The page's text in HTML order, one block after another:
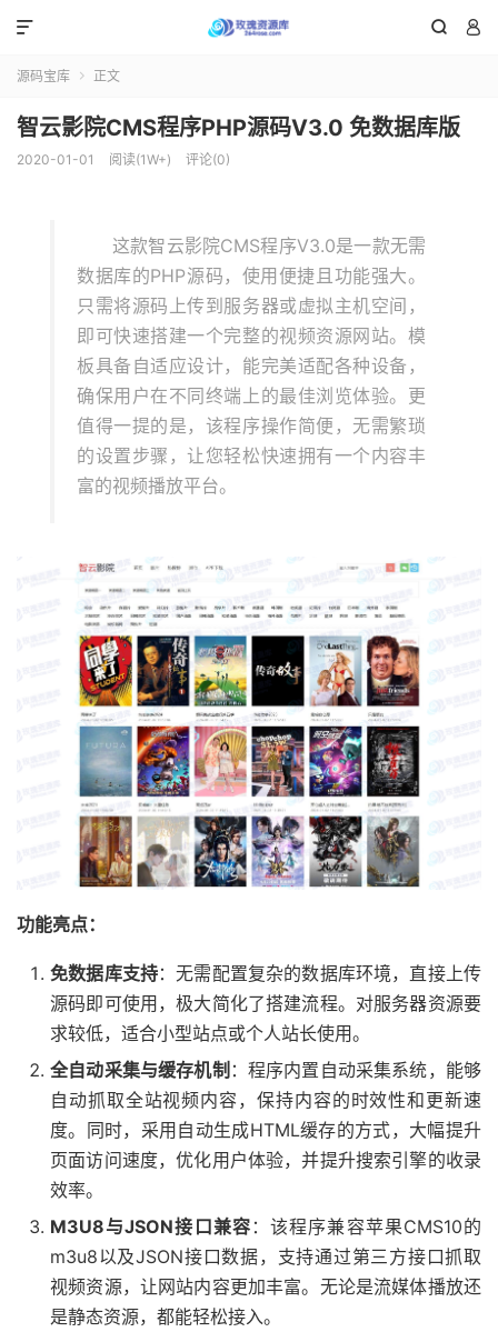
 

源码宝库  正文
智云影院CMS程序PHP源码V3.0 免数据库版
2020-01-01 阅读(1W+) 评论(0)
这款智云影院CMS程序V3.0是一款无需
数据库的PHP源码，使用便捷且功能强大。
只需将源码上传到服务器或虚拟主机空间，
即可快速搭建一个完整的视频资源网站。模
板具备自适应设计，能完美适配各种设备，
确保用户在不同终端上的最佳浏览体验。更
值得一提的是，该程序操作简便，无需繁琐
的设置步骤，让您轻松快速拥有一个内容丰
富的视频播放平台。
功能亮点：
免数据库支持：无需配置复杂的数据库环境，直接上传
源码即可使用，极大简化了搭建流程。对服务器资源要
求较低，适合小型站点或个人站长使用。
全自动采集与缓存机制 ：程序内置自动采集系统，能够
自动抓取全站视频内容，保持内容的时效性和更新速
度。同时，采用自动生成HTML缓存的方式，大幅提升
页面访问速度，优化用户体验，并提升搜索引擎的收录
效率。
M3U8与JSON接口兼容 ：该程序兼容苹果CMS10的
m3u8以及JSON接口数据，支持通过第三方接口抓取
视频资源，让网站内容更加丰富。无论是流媒体播放还
是静态资源，都能轻松接入。